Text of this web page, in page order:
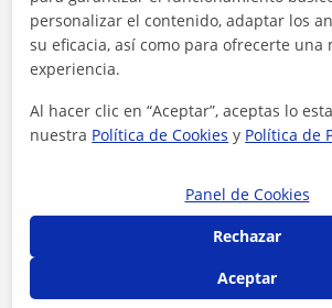
personalizar el contenido, adaptar los
su eficacia, así como para ofrecerte una
experiencia.
Al hacer clic en “Aceptar”, aceptas lo
nuestra Política de Cookies y Política de
Panel de Cookies
Rechazar
Aceptar